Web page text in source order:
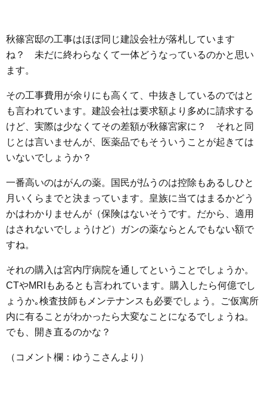
r
秋篠宮邸の工事はほぼ同じ建設会社が落札しています
ね？ 未だに終わらなくて一体どうなっているのかと思い
ます。
その工事費用が余りにも高くて、中抜きしているのではと
も言われています。建設会社は要求額より多めに請求する
けど、実際は少なくてその差額が秋篠宮家に？ それと同
じとは言いませんが、医薬品でもそういうことが起きては
いないでしょうか？
一番高いのはがんの薬。国民が払うのは控除もあるしひと
月いくらまでと決まっています。皇族に当てはまるかどう
かはわかりませんが（保険はないそうです。だから、適用
はされないでしょうけど）ガンの薬ならとんでもない額で
すね。
それの購入は宮内庁病院を通してということでしょうか。
CTやMRIもあるとも言われています。購入したら何億でし
ょうか｡検査技師もメンテナンスも必要でしょう。ご仮寓所
内に有ることがわかったら大変なことになるでしょうね。
でも、開き直るのかな？
（コメント欄：ゆうこさんより）